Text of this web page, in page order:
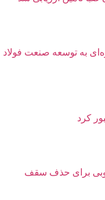
به توسعه صنعت فولاد
برای حذف سقف